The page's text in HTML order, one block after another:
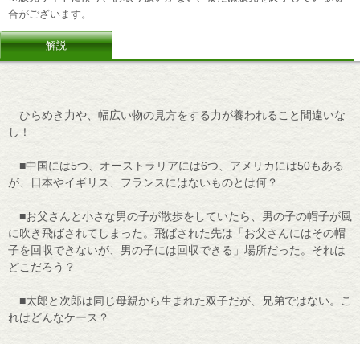
合がございます。
解説
ひらめき力や、幅広い物の見方をする力が養われること間違いな
し！
■中国には5つ、オーストラリアには6つ、アメリカには50もある
が、日本やイギリス、フランスにはないものとは何？
■お父さんと小さな男の子が散歩をしていたら、男の子の帽子が風
に吹き飛ばされてしまった。飛ばされた先は「お父さんにはその帽
子を回収できないが、男の子には回収できる」場所だった。それは
どこだろう？
■太郎と次郎は同じ母親から生まれた双子だが、兄弟ではない。こ
れはどんなケース？